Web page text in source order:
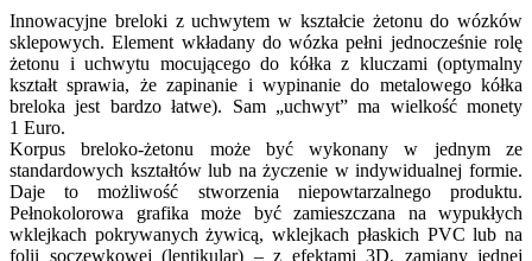
Innowacyjne breloki z uchwytem w kształcie żetonu do wózków
sklepowych. Element wkładany do wózka pełni jednocześnie rolę
żetonu i uchwytu mocującego do kółka z kluczami (optymalny
kształt sprawia, że zapinanie i wypinanie do metalowego kółka
breloka jest bardzo łatwe). Sam „uchwyt” ma wielkość monety
1 Euro.
Korpus breloko-żetonu może być wykonany w jednym ze
standardowych kształtów lub na życzenie w indywidualnej formie.
Daje to możliwość stworzenia niepowtarzalnego produktu.
Pełnokolorowa grafika może być zamieszczana na wypukłych
wklejkach pokrywanych żywicą, wklejkach płaskich PVC lub na
folii soczewkowej (lentikular) – z efektami 3D, zamiany jednej